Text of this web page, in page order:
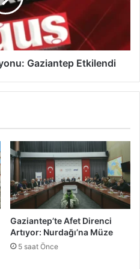
Gaziantep Etkilendi
Gaziantep’te Afet Direnci
Artıyor: Nurdağı’na Müze
5 saat Önce